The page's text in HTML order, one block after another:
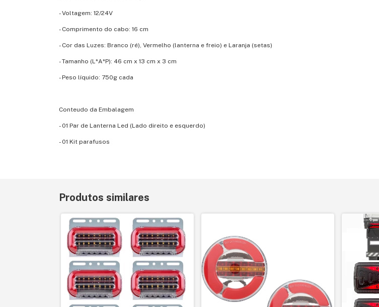
- Voltagem: 12/24V
- Comprimento do cabo: 16 cm
- Cor das Luzes: Branco (ré), Vermelho (lanterna e freio) e Laranja (setas)
- Tamanho (L*A*P): 46 cm x 13 cm x 3 cm
- Peso líquido: 750g cada
Conteudo da Embalagem
- 01 Par de Lanterna Led (Lado direito e esquerdo)
- 01 Kit parafusos
Produtos similares